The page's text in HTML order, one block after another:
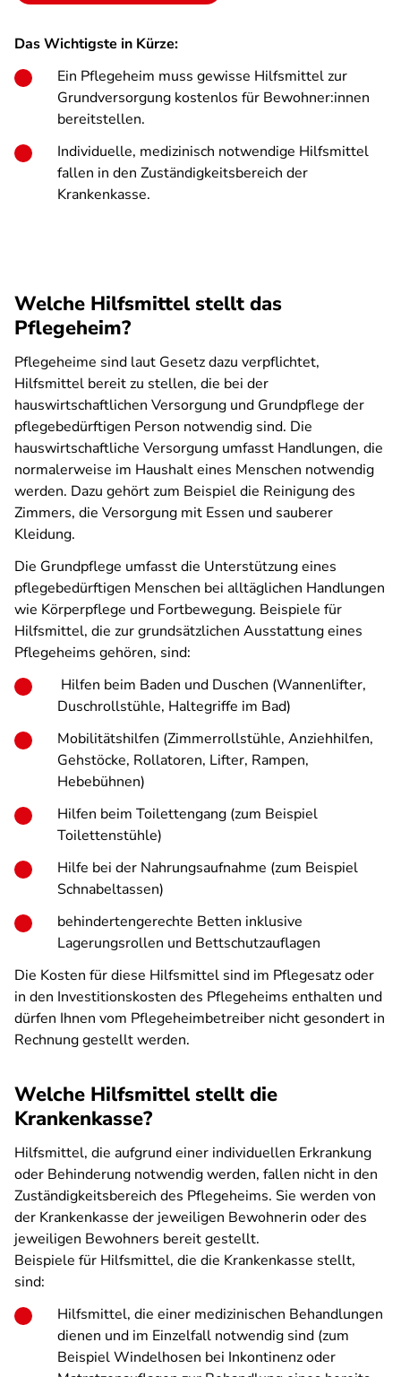
Das Wichtigste in Kürze:
Ein Pflegeheim muss gewisse Hilfsmittel zur
Grundversorgung kostenlos für Bewohner:innen
bereitstellen.
Individuelle, medizinisch notwendige Hilfsmittel
fallen in den Zuständigkeitsbereich der
Krankenkasse.
Welche Hilfsmittel stellt das
Pflegeheim?
Pflegeheime sind laut Gesetz dazu verpflichtet,
Hilfsmittel bereit zu stellen, die bei der
hauswirtschaftlichen Versorgung und Grundpflege der
pflegebedürftigen Person notwendig sind. Die
hauswirtschaftliche Versorgung umfasst Handlungen, die
normalerweise im Haushalt eines Menschen notwendig
werden. Dazu gehört zum Beispiel die Reinigung des
Zimmers, die Versorgung mit Essen und sauberer
Kleidung.
Die Grundpflege umfasst die Unterstützung eines
pflegebedürftigen Menschen bei alltäglichen Handlungen
wie Körperpflege und Fortbewegung. Beispiele für
Hilfsmittel, die zur grundsätzlichen Ausstattung eines
Pflegeheims gehören, sind:
Hilfen beim Baden und Duschen (Wannenlifter,
Duschrollstühle, Haltegriffe im Bad)
Mobilitätshilfen (Zimmerrollstühle, Anziehhilfen,
Gehstöcke, Rollatoren, Lifter, Rampen,
Hebebühnen)
Hilfen beim Toilettengang (zum Beispiel
Toilettenstühle)
Hilfe bei der Nahrungsaufnahme (zum Beispiel
Schnabeltassen)
behindertengerechte Betten inklusive
Lagerungsrollen und Bettschutzauflagen
Die Kosten für diese Hilfsmittel sind im Pflegesatz oder
in den Investitionskosten des Pflegeheims enthalten und
dürfen Ihnen vom Pflegeheimbetreiber nicht gesondert in
Rechnung gestellt werden.
Welche Hilfsmittel stellt die
Krankenkasse?
Hilfsmittel, die aufgrund einer individuellen Erkrankung
oder Behinderung notwendig werden, fallen nicht in den
Zuständigkeitsbereich des Pflegeheims. Sie werden von
der Krankenkasse der jeweiligen Bewohnerin oder des
jeweiligen Bewohners bereit gestellt.
Beispiele für Hilfsmittel, die die Krankenkasse stellt,
sind:
Hilfsmittel, die einer medizinischen Behandlungen
dienen und im Einzelfall notwendig sind (zum
Beispiel Windelhosen bei Inkontinenz oder